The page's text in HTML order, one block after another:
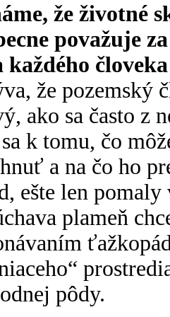
že životné
považuje
každého
že pozemský
ako sa často z
k tomu, čo
a na čo ho
ešte len
plameň
pôdy.